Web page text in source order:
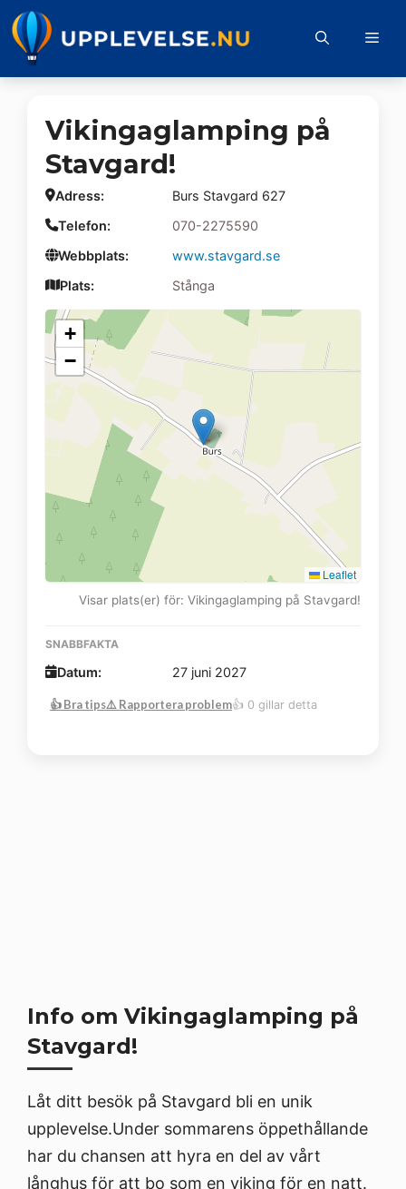
Hoppa
till
innehåll
Vikingaglamping på
Stavgard!
Adress:
Burs Stavgard 627
Telefon:
070-2275590
Webbplats:
www.stavgard.se
Plats:
Stånga
+
−
Leaflet
Visar plats(er) för: Vikingaglamping på Stavgard!
SNABBFAKTA
Datum: 27 juni 2027
👍 Bra tips⚠️ Rapportera problem👍 0 gillar detta
Info om Vikingaglamping på
Stavgard!
​Låt ditt besök på Stavgard bli en unik
upplevelse.Under sommarens öppethållande
har du chansen att hyra en del av vårt
långhus för att bo som en viking för en natt.